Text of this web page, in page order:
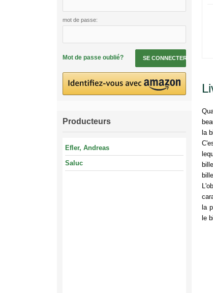
la
la
le
mot de passe:
Mot de passe oublié? SE CONNECTER
Producteurs
Efler, Andreas
Saluc